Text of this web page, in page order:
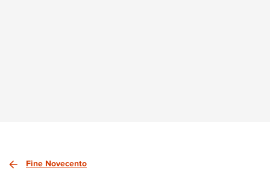
Fine Novecento